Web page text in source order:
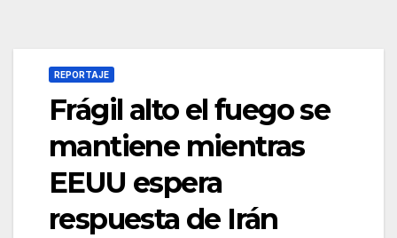
REPORTAJE
Frágil alto el fuego se
mantiene mientras
EEUU espera
respuesta de Irán